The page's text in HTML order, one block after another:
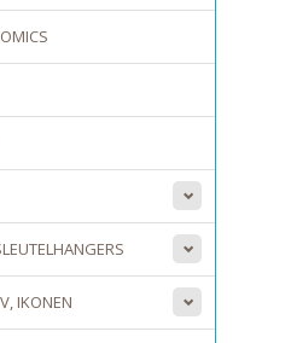
IKONEN